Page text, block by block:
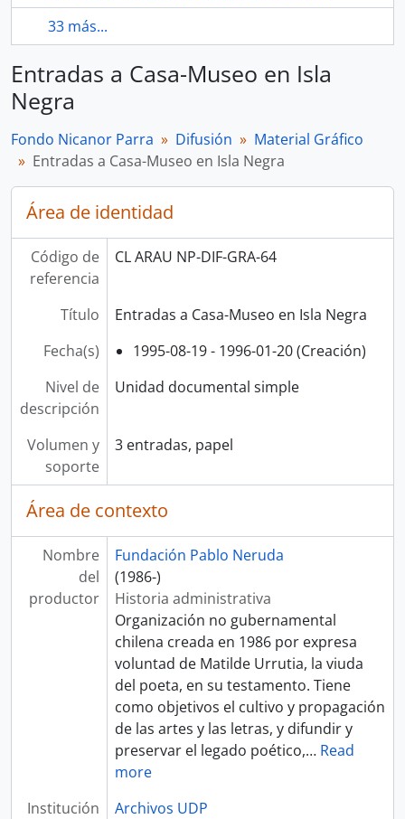
33 más...
Entradas a Casa-Museo en Isla
Negra
Fondo Nicanor Parra Difusión
Material Gráfico
Entradas a Casa-Museo en Isla Negra
Área de identidad
Código de
referencia
CL ARAU NP-DIF-GRA-64
Título
Entradas a Casa-Museo en Isla Negra
Fecha(s)
1995-08-19 - 1996-01-20 (Creación)
Nivel de
descripción
Unidad documental simple
Volumen y
soporte
3 entradas, papel
Área de contexto
Nombre
del
productor
Fundación Pablo Neruda
(1986-)
Historia administrativa
Organización no gubernamental
chilena creada en 1986 por expresa
voluntad de Matilde Urrutia, la viuda
del poeta, en su testamento. Tiene
como objetivos el cultivo y propagación
de las artes y las letras, y difundir y
preservar el legado poético,… Read
more
Institución
Archivos UDP